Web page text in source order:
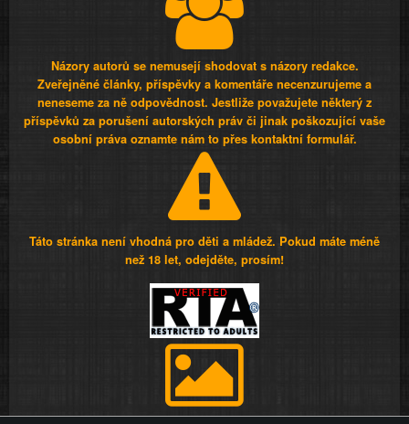
Názory autorů se nemusejí shodovat s názory redakce.
Zveřejněné články, příspěvky a komentáře necenzurujeme a
neneseme za ně odpovědnost. Jestliže považujete některý z
příspěvků za porušení autorských práv či jinak poškozující vaše
osobní práva oznamte nám to přes kontaktní formulář.
Táto stránka není vhodná pro děti a mládež. Pokud máte méně
než 18 let, odejděte, prosím!